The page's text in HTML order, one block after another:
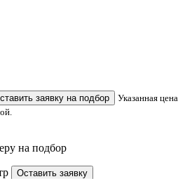
заявку на подбор
Указанная цена
на подбор
Оставить заявку